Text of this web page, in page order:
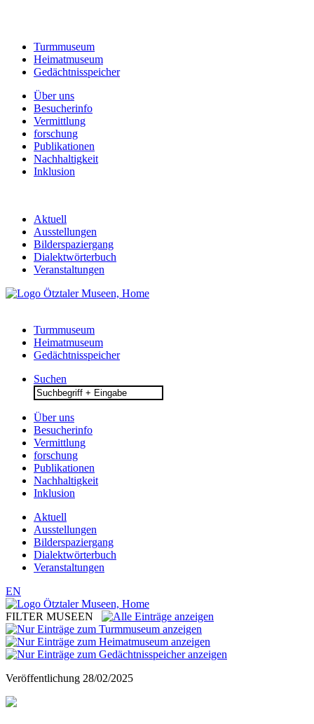
Turmmuseum
Heimatmuseum
Gedächtnisspeicher
Über uns
Besucherinfo
Vermittlung
forschung
Publikationen
Nachhaltigkeit
Inklusion
Aktuell
Ausstellungen
Bilderspaziergang
Dialektwörterbuch
Veranstaltungen
Turmmuseum
Heimatmuseum
Gedächtnisspeicher
Suchen
Search
for:
Über uns
Besucherinfo
Vermittlung
forschung
Publikationen
Nachhaltigkeit
Inklusion
Aktuell
Ausstellungen
Bilderspaziergang
Dialektwörterbuch
Veranstaltungen
EN
FILTER MUSEEN
Veröffentlichung 28/02/2025